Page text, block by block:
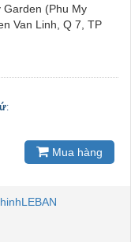
Garden (Phu My
Van Linh, Q 7, TP
:
Mua hàng